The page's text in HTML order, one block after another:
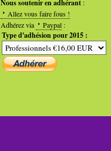
Nous soutenir en adhérant :
Allez vous faire fous !
Adhérez via
Paypal :
Type d'adhésion pour 2015 :